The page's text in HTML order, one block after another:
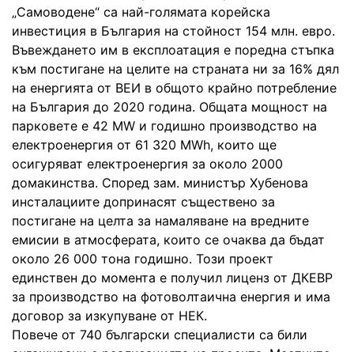
„Самоводене“ са най-голямата корейска
инвестиция в България на стойност 154 млн. евро.
Въвеждането им в експлоатация е поредна стъпка
към постигане на целите на страната ни за 16% дял
на енергията от ВЕИ в общото крайно потребление
на България до 2020 година. Общата мощност на
парковете е 42 MW и годишно производство на
електроенергия от 61 320 MWh, които ще
осигуряват електроенергия за около 2000
домакинства. Според зам. министър Хубенова
инсталациите допринасят съществено за
постигане на целта за намаляване на вредните
емисии в атмосферата, които се очаква да бъдат
около 26 000 тона годишно. Този проект
единствен до момента е получил лиценз от ДКЕВР
за производство на фотоволтаична енергия и има
договор за изкупуване от НЕК.
Повече от 740 български специалисти са били